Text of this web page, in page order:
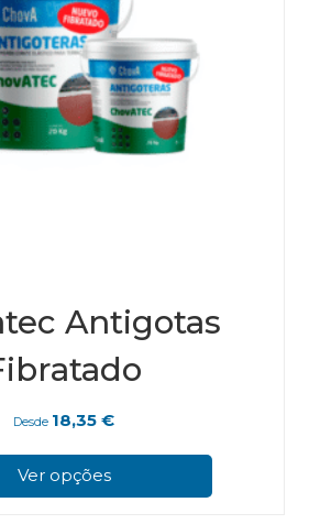
Antigotas
Desde 18,35€
Ver opções